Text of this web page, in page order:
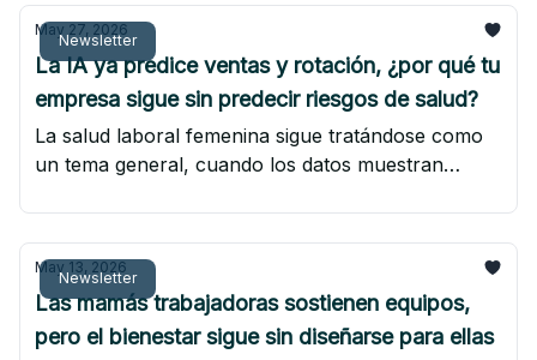
costos y genera un ROI medible, e incluye una
infografía descargable con la alineación titular de
un equipo saludable.
Newsletter
May 27, 2026
La IA ya predice ventas y rotación, ¿por qué tu
empresa sigue sin predecir riesgos de salud?
La salud laboral femenina sigue tratándose como
un tema general, cuando los datos muestran
Newsletter
May 13, 2026
Las mamás trabajadoras sostienen equipos,
pero el bienestar sigue sin diseñarse para ellas